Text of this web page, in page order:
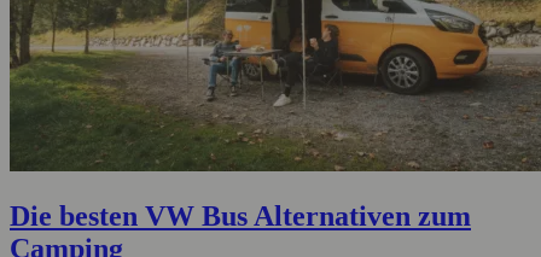
Die besten VW Bus Alternativen zum
Camping